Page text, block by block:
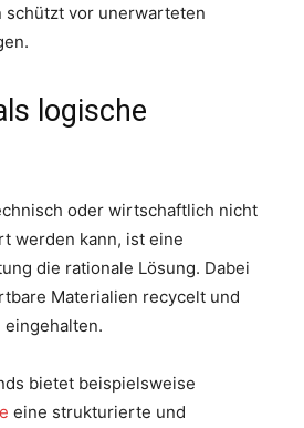
schützt vor unerwarteten
logische
oder wirtschaftlich nicht
werden kann, ist eine
die rationale Lösung. Dabei
Materialien recycelt und
eingehalten.
bietet beispielsweise
eine strukturierte und